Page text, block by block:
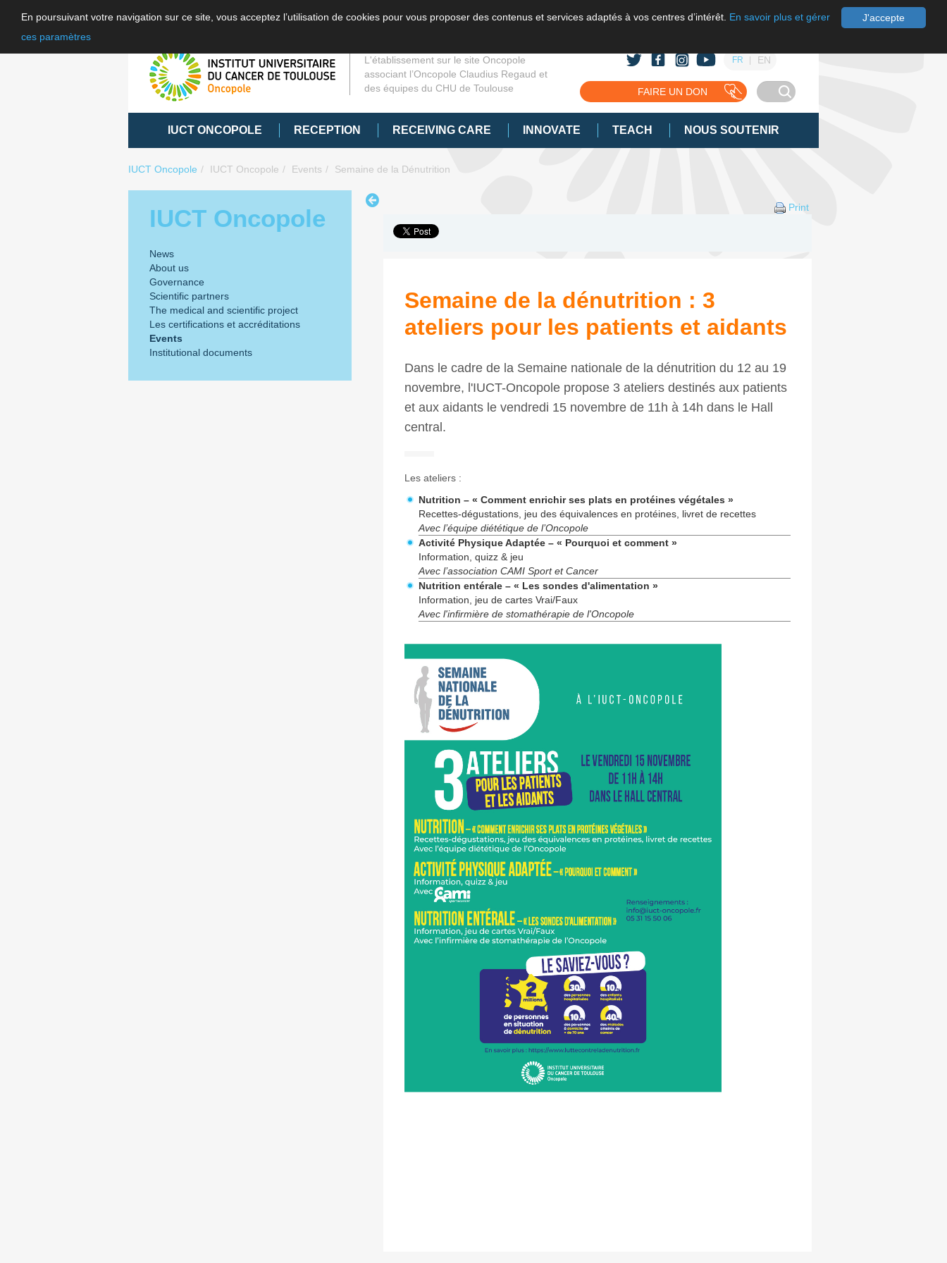
J'accepte
En poursuivant votre navigation sur ce site, vous acceptez l’utilisation de cookies pour vous proposer des contenus et services adaptés à vos centres d’intérêt. En savoir plus et gérer
ces paramètres
L'établissement sur le site Oncopole
associant l’Oncopole Claudius Regaud et
des équipes du CHU de Toulouse
FR EN
FAIRE UN DON
IUCT ONCOPOLE RECEPTION RECEIVING CARE INNOVATE TEACH NOUS SOUTENIR
IUCT Oncopole IUCT Oncopole Events Semaine de la Dénutrition
IUCT Oncopole
News
About us
Governance
Scientific partners
The medical and scientific project
Les certifications et accréditations
Events
Institutional documents
Print
Semaine de la dénutrition : 3
ateliers pour les patients et aidants
Dans le cadre de la Semaine nationale de la dénutrition du 12 au 19
novembre, l'IUCT-Oncopole propose 3 ateliers destinés aux patients
et aux aidants le vendredi 15 novembre de 11h à 14h dans le Hall
central.
Les ateliers :
Nutrition – « Comment enrichir ses plats en protéines végétales »
Recettes-dégustations, jeu des équivalences en protéines, livret de recettes
Avec l’équipe diététique de l’Oncopole
Activité Physique Adaptée – « Pourquoi et comment »
Information, quizz & jeu
Avec l’association CAMI Sport et Cancer
Nutrition entérale – « Les sondes d'alimentation »
Information, jeu de cartes Vrai/Faux
Avec l'infirmière de stomathérapie de l'Oncopole